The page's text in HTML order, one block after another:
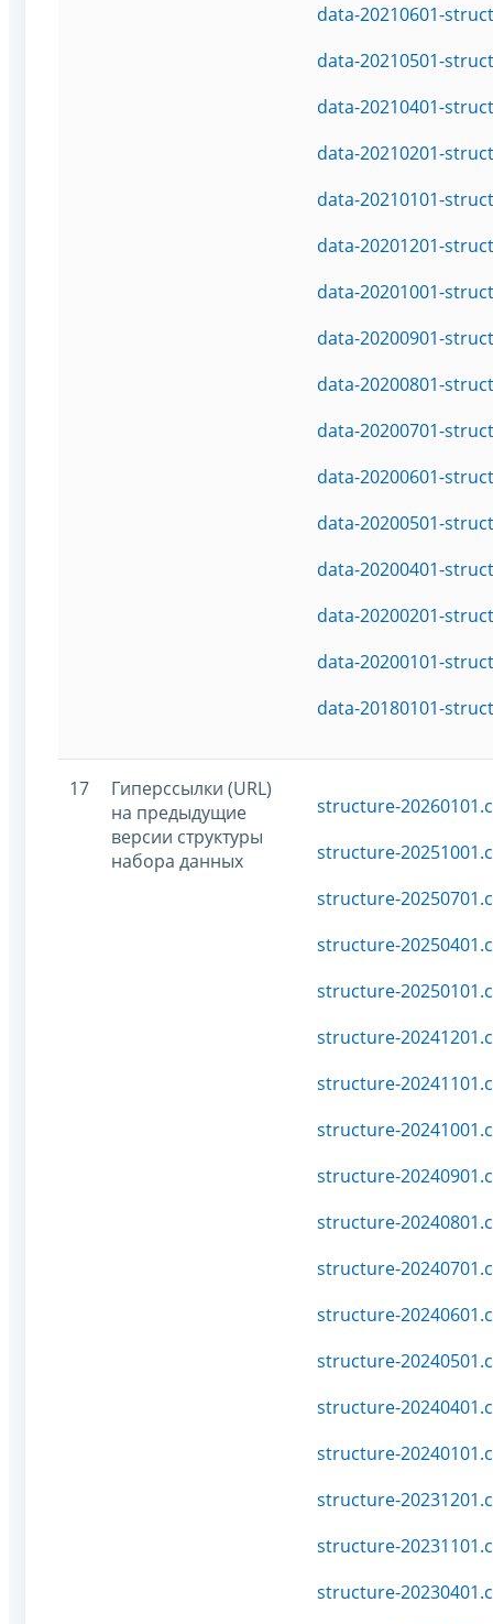
data-20210601-
data-20210501-
data-20210401-
data-20210201-
data-20210101-
data-20201201-
data-20201001-
data-20200901-
data-20200801-
data-20200701-
data-20200601-
data-20200501-
data-20200401-
data-20200201-
data-20200101-
data-20180101-
17
Гиперссылки (URL)
на предыдущие
версии структуры
набора данных
structure-
structure-
structure-
structure-
structure-
structure-
structure-
structure-
structure-
structure-
structure-
structure-
structure-
structure-
structure-
structure-
structure-
structure-